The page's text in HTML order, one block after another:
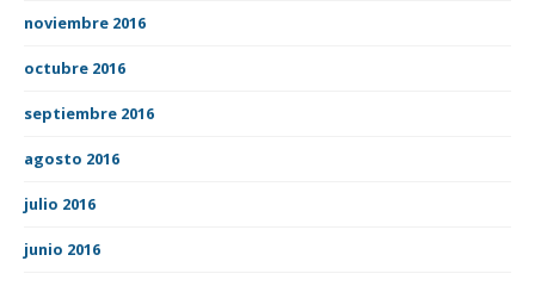
noviembre 2016
octubre 2016
septiembre 2016
agosto 2016
julio 2016
junio 2016